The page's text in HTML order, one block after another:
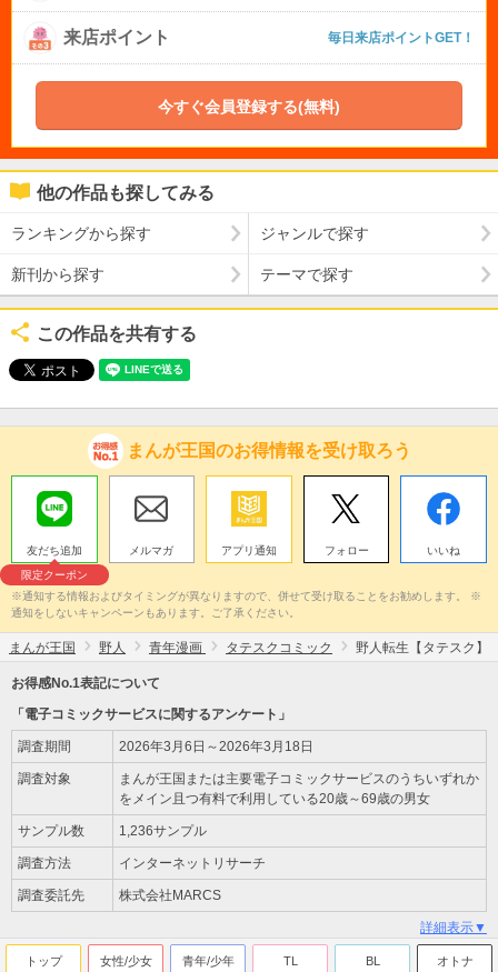
来店ポイント 毎日来店ポイントGET！
今すぐ会員登録する(無料)
他の作品も探してみる
ランキングから探す ジャンルで探す
新刊から探す テーマで探す
この作品を共有する
まんが王国のお得情報を受け取ろう
友だち追加
限定クーポン
メルマガ アプリ通知 フォロー いいね
※通知する情報およびタイミングが異なりますので、併せて受け取ることをお勧めします。 ※
通知をしないキャンペーンもあります。ご了承ください。
まんが王国 野人 青年漫画 タテスクコミック 野人転生【タテスク】
お得感No.1表記について
「電子コミックサービスに関するアンケート」
調査期間 2026年3月6日～2026年3月18日
調査対象
まんが王国または主要電子コミックサービスのうちいずれか
をメイン且つ有料で利用している20歳～69歳の男女
サンプル数 1,236サンプル
調査方法 インターネットリサーチ
調査委託先 株式会社MARCS
詳細表示▼
トップ 女性/少女 青年/少年 TL BL オトナ